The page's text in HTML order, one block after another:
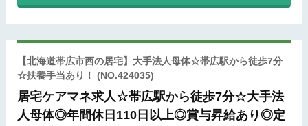
【北海道帯広市西の居宅】大手法人母体☆帯広駅から徒歩7分
☆扶養手当あり！ (NO.424035)
居宅ケアマネ求人☆帯広駅から徒歩7分☆大手法
人母体◎年間休日110日以上◎賞与昇給あり◎定